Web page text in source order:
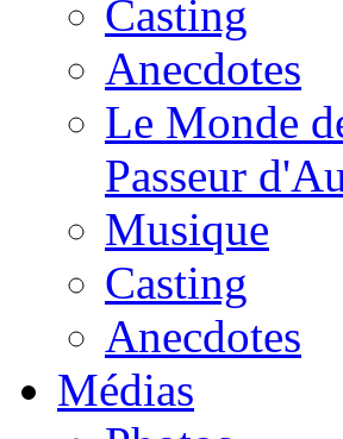
Casting
Anecdotes
Le Monde
Passeur
Musique
Casting
Anecdotes
Médias